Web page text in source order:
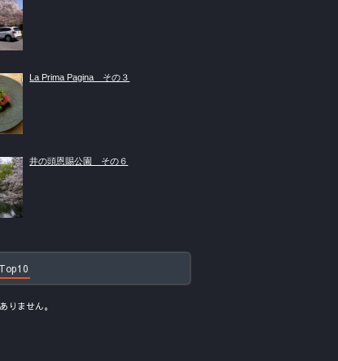
La Prima Pagina その３
井の頭恩賜公園 その６
りません。